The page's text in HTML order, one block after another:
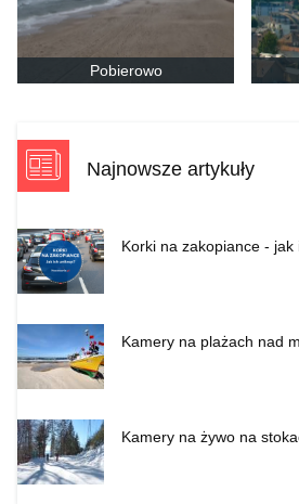
Pobierowo
Najnowsze artykuły
Korki na zakopiance - jak
Kamery na plażach nad
Kamery na żywo na